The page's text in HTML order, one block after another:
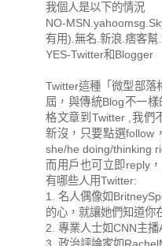
我個人是以下的情況
NO-
有用).無名.新浪.痞客幫
YES-Twitter和Blogger
Twitter這種「微型部落
屆，與傳統Blog不一
格文章到Twitter ,我們
新沒，只要點選follow
she/he doing/thinking
而用戶也可立即reply
有哪些人用Twitter:
1. 名人偶像如
的心，就讓她們知道你
2. 專業人士如CNN主